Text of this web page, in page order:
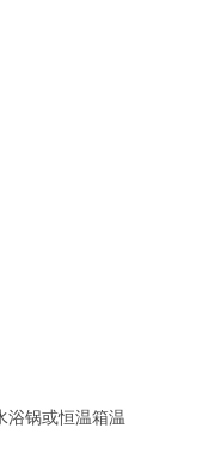
浴锅或恒温箱温